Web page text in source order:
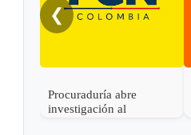
❮
Procuraduría abre
investigación al